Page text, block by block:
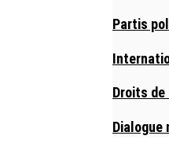
Partis
Droits de